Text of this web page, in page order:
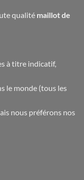
qualité maillot de
à titre indicatif,
le monde (tous les
nous préférons nos